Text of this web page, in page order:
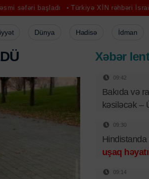
Türkiyə XİN rəhbəri İsraili Qəzzada
Dünya Hadisə İdman
DÜ Xəbər
09:42
Bakıda və
kəsiləcək –
09:30
uşaq
09:14